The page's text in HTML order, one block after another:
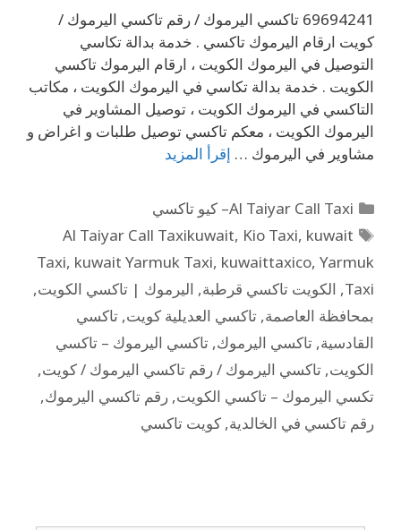
69694241 تاكسي اليرموك / رقم تاكسي اليرموك /
كويت ارقام اليرموك تاكسي . خدمة بدالة تكاسي
التوصيل في اليرموك الكويت ، ارقام اليرموك تاكسي
الكويت . خدمة بدالة تكاسي في اليرموك الكويت ، مكاتب
التاكسي في اليرموك الكويت ، توصيل المشاوير في
اليرموك الكويت ، معكم تاكسي توصيل طلبات و اغراض و
مشاوير في اليرموك … إقرأ المزيد
Al Taiyar Call Taxi– كيو تاكسي
Al Taiyar Call Taxikuwait, Kio Taxi, kuwait
Taxi, kuwait Yarmuk Taxi, kuwaittaxico, Yarmuk
Taxi
, الكويت تاكسي قرطبة, اليرموك | تاكسي الكويت,
بمحافظة العاصمة, تاكسي العديلية كويت, تاكسي
القادسية, تاكسي اليرموك, تاكسي اليرموك – تاكسي
الكويت, تاكسي اليرموك / رقم تاكسي اليرموك / كويت,
تكسي اليرموك – تاكسي الكويت, رقم تاكسي اليرموك,
رقم تاكسي في الخالدية, كويت تاكسي